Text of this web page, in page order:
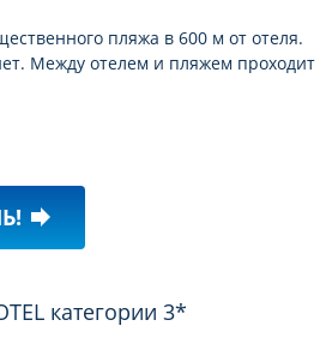
пляжа в 600 м от отеля.
Между отелем и пляжем проходит
forward
категории 3*